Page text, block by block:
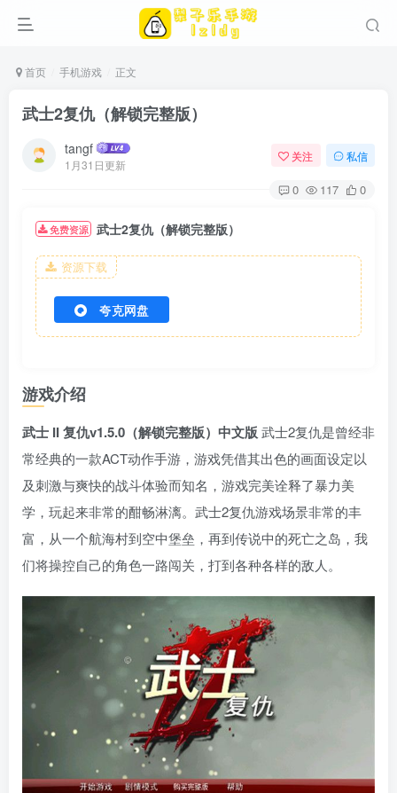
首页 手机游戏 正文
武士2复仇（解锁完整版）
tangf
1月31日更新
关注 私信
0 117 0
免费资源 武士2复仇（解锁完整版）
资源下载
夸克网盘
游戏介绍
武士 II 复仇v1.5.0（解锁完整版）中文版武士2复仇是曾经非
常经典的一款ACT动作手游，游戏凭借其出色的画面设定以
及刺激与爽快的战斗体验而知名，游戏完美诠释了暴力美
学，玩起来非常的酣畅淋漓。武士2复仇游戏场景非常的丰
富，从一个航海村到空中堡垒，再到传说中的死亡之岛，我
们将操控自己的角色一路闯关，打到各种各样的敌人。